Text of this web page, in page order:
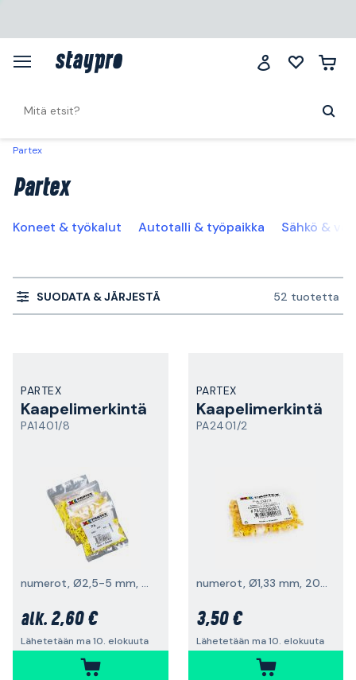
Partex
Partex
Koneet & työkalut Autotalli & työpaikka Sähkö &
SUODATA & JÄRJESTÄ 52 tuotetta
PARTEX
Kaapelimerkintä
PA1401/8
numerot, Ø2,5-5 mm, 200 kpl
alk. 2,60 €
Lähetetään ma 10. elokuuta
PARTEX
Kaapelimerkintä
PA2401/2
numerot, Ø1,33 mm, 200 kpl
3,50 €
Lähetetään ma 10. elokuuta